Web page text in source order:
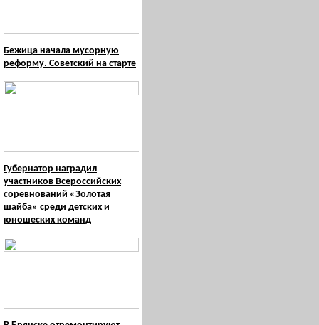
Бежица начала мусорную
реформу. Советский на старте
Губернатор наградил
участников Всероссийских
соревнований «Золотая
шайба» среди детских и
юношеских команд